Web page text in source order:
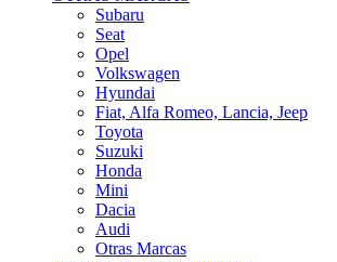
Subaru
Seat
Opel
Volkswagen
Hyundai
Fiat, Alfa Romeo, Lancia, Jeep
Toyota
Suzuki
Honda
Mini
Dacia
Audi
Otras Marcas